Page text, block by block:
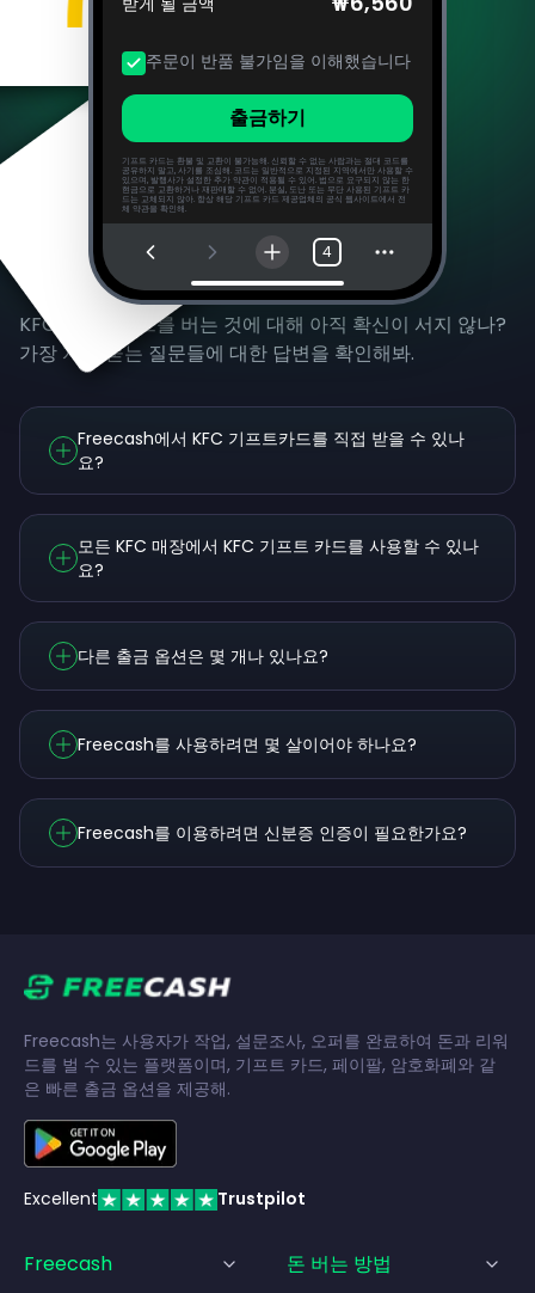
주문이 반품 불가임을 이해했습니다
출금하기
기프트 카드는 환불 및 교환이 불가능해. 신뢰할 수 없는 사람과는 절대 코드를
공유하지 말고, 사기를 조심해. 코드는 일반적으로 지정된 지역에서만 사용할 수
있으며, 발행사가 설정한 추가 약관이 적용될 수 있어. 법으로 요구되지 않는 한
현금으로 교환하거나 재판매할 수 없어. 분실, 도난 또는 무단 사용된 기프트 카
드는 교체되지 않아. 항상 해당 기프트 카드 제공업체의 공식 웹사이트에서 전
체 약관을 확인해.
4
자주 묻는 질문
KFC 기프트카드를 버는 것에 대해 아직 확신이 서지 않나?
가장 자주 묻는 질문들에 대한 답변을 확인해봐.
Freecash에서 KFC 기프트카드를 직접 받을 수 있나
요?
모든 KFC 매장에서 KFC 기프트 카드를 사용할 수 있나
요?
다른 출금 옵션은 몇 개나 있나요?
Freecash를 사용하려면 몇 살이어야 하나요?
Freecash를 이용하려면 신분증 인증이 필요한가요?
Freecash는 사용자가 작업, 설문조사, 오퍼를 완료하여 돈과 리워
드를 벌 수 있는 플랫폼이며, 기프트 카드, 페이팔, 암호화폐와 같
은 빠른 출금 옵션을 제공해.
Excellent Trustpilot
Freecash 돈 버는 방법